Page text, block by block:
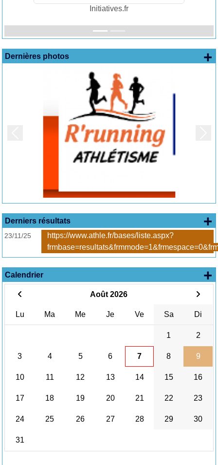
Initiatives.fr
Dernières photos +
Derniers résultats
23/11/25
https://www.athle.fr/bases/liste.aspx?
+
Calendrier
Août 2026
Lu Ma Me Je Ve Sa Di
1 2
3 4 5 6 7 8 9
10 11 12 13 14 15 16
17 18 19 20 21 22 23
24 25 26 27 28 29 30
31
+